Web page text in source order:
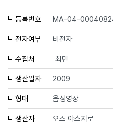
등록번호 MA-04-
전자여부 비전자
수집처 최민
생산일자 2009
형태 음성영상
생산자 오즈 야스지로